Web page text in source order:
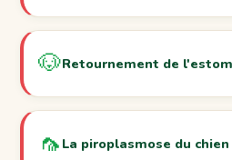
🐶Retournement de
🦟 La piroplasmose du chien